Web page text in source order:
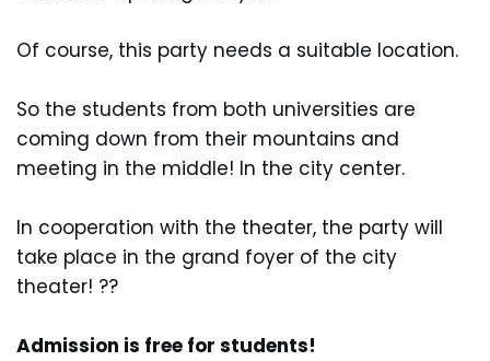
Of course, this party needs a suitable location.
So the students from both universities are
coming down from their mountains and
meeting in the middle! In the city center.
In cooperation with the theater, the party will
take place in the grand foyer of the city
theater! ??
Admission is free for students!